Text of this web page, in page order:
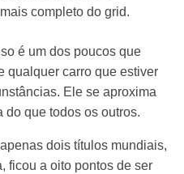
completo do grid.
é um dos poucos que
qualquer carro que estiver
Ele se aproxima
do que todos os outros.
dois títulos mundiais,
ficou a oito pontos de ser